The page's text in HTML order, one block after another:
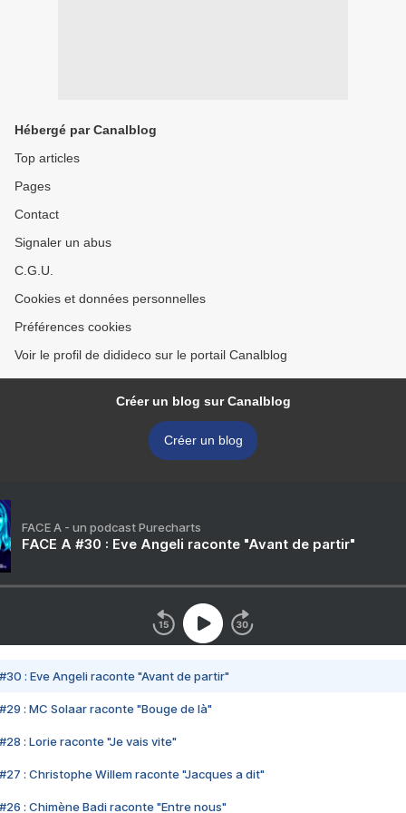
Hébergé par Canalblog
Top articles
Pages
Contact
Signaler un abus
C.G.U.
Cookies et données personnelles
Préférences cookies
Voir le profil de didideco sur le portail Canalblog
Créer un blog sur Canalblog
Créer un blog
FACE A - un podcast Purecharts
FACE A #30 : Eve Angeli raconte "Avant de partir"
#30 : Eve Angeli raconte "Avant de partir"
#29 : MC Solaar raconte "Bouge de là"
#28 : Lorie raconte "Je vais vite"
#27 : Christophe Willem raconte "Jacques a dit"
#26 : Chimène Badi raconte "Entre nous"